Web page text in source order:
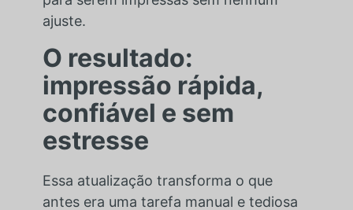
ajuste.
O resultado:
impressão rápida,
confiável e sem
estresse
Essa atualização transforma o que
antes era uma tarefa manual e tediosa